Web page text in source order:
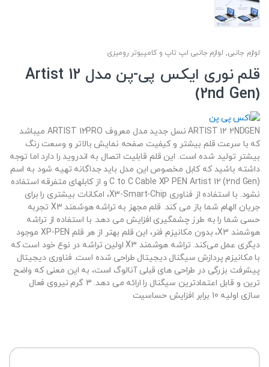
لوازم جانبی, لوازم جانبی لپ تاپ و کامپیوتر رومیزی
قلم نوری ایکس پی-پن مدل Artist 12
(2nd Gen)
ARTIST 12 2NDGEN نسل جدید مدل معروف ARTIST 12PRO میباشد
که با سرعت قلم بیشتر و کیفیت صفحه نمایش بالاتر و وسعت رنگ
بیشتر تولید شده است. این قلم قابلیت اتصال به اندروید را دارد اما توجه
داشته باشید که کابل مخصوص این مدل باید جداگانه تهیه شود به اسم
C to C Cable XP PEN Artist 12 (2nd Gen) و از کابلهای متفرقه استفاده
نشود. با استفاده از فناوری X3-Smart-Chip، امکانات بیشتری را برای
جریان الهام شما باز می کند. قلم مجهز به تراشه هوشمند X3 تجربه
حسی شما را به طرز چشمگیری افزایش می دهد. با استفاده از تراشه
هوشمند X3، بدون مکانیزم فنر، این قلم بهتر از هر قلم XP-PEN موجود
دیگری عمل می‌کند. تراشه هوشمند X3 اولین تراشه در نوع خود است که
با مکانیزم پردازش سیگنال دیجیتال طراحی شده است. فناوری دیجیتال
پیشرفت بزرگی در طراحی های قبلی آنالوگ است، به این معنی که واضح
ترین و قابل اعتمادترین سیگنال را ارائه می دهد. 3 گرم نیروی فعال
سازی اولیه 10 برابر افزایش حساسیت